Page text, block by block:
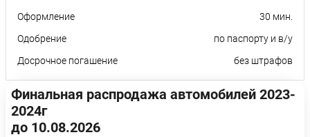
Оформление
30 мин.
Одобрение
по паспорту и в/у
Досрочное погашение
без штрафов
Финальная распродажа автомобилей 2023-
2024г
до 10.08.2026